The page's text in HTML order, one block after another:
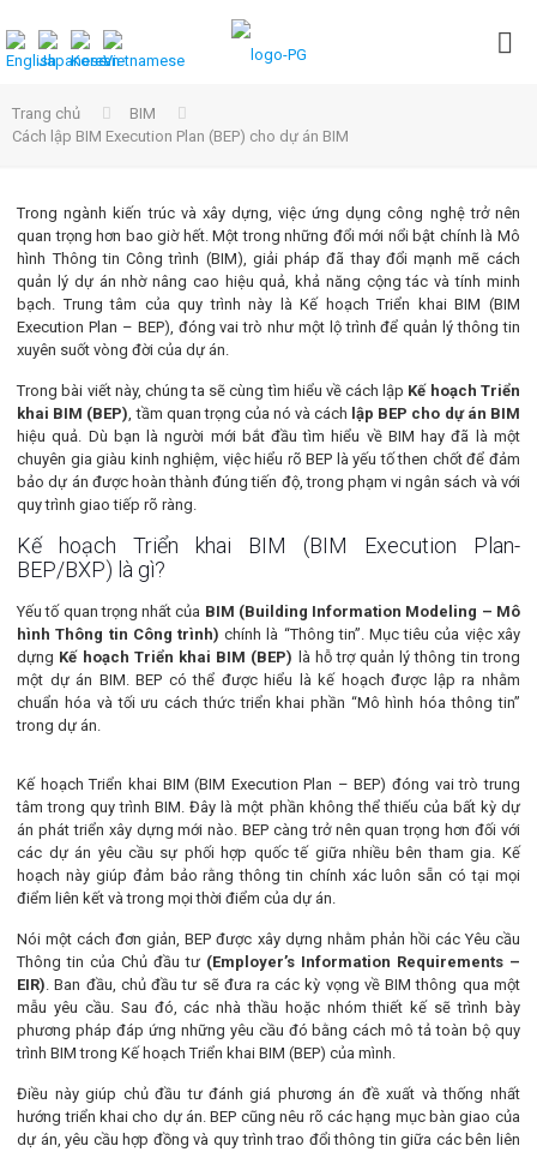
Trang chủ
BIM
Cách lập BIM Execution Plan (BEP) cho dự án BIM
Trong ngành kiến trúc và xây dựng, việc ứng dụng công nghệ trở nên
quan trọng hơn bao giờ hết. Một trong những đổi mới nổi bật chính là Mô
hình Thông tin Công trình (BIM), giải pháp đã thay đổi mạnh mẽ cách
quản lý dự án nhờ nâng cao hiệu quả, khả năng cộng tác và tính minh
bạch. Trung tâm của quy trình này là Kế hoạch Triển khai BIM (BIM
Execution Plan – BEP), đóng vai trò như một lộ trình để quản lý thông tin
xuyên suốt vòng đời của dự án.
Trong bài viết này, chúng ta sẽ cùng tìm hiểu về cách lập Kế hoạch Triển
khai BIM (BEP), tầm quan trọng của nó và cách lập BEP cho dự án BIM
hiệu quả. Dù bạn là người mới bắt đầu tìm hiểu về BIM hay đã là một
chuyên gia giàu kinh nghiệm, việc hiểu rõ BEP là yếu tố then chốt để đảm
bảo dự án được hoàn thành đúng tiến độ, trong phạm vi ngân sách và với
quy trình giao tiếp rõ ràng.
Kế hoạch Triển khai BIM (BIM Execution Plan-
BEP/BXP) là gì?
Yếu tố quan trọng nhất của BIM (Building Information Modeling – Mô
hình Thông tin Công trình) chính là “Thông tin”. Mục tiêu của việc xây
dựng Kế hoạch Triển khai BIM (BEP) là hỗ trợ quản lý thông tin trong
một dự án BIM. BEP có thể được hiểu là kế hoạch được lập ra nhằm
chuẩn hóa và tối ưu cách thức triển khai phần “Mô hình hóa thông tin”
trong dự án.
Kế hoạch Triển khai BIM (BIM Execution Plan – BEP) đóng vai trò trung
tâm trong quy trình BIM. Đây là một phần không thể thiếu của bất kỳ dự
án phát triển xây dựng mới nào. BEP càng trở nên quan trọng hơn đối với
các dự án yêu cầu sự phối hợp quốc tế giữa nhiều bên tham gia. Kế
hoạch này giúp đảm bảo rằng thông tin chính xác luôn sẵn có tại mọi
điểm liên kết và trong mọi thời điểm của dự án.
Nói một cách đơn giản, BEP được xây dựng nhằm phản hồi các Yêu cầu
Thông tin của Chủ đầu tư (Employer’s Information Requirements –
EIR). Ban đầu, chủ đầu tư sẽ đưa ra các kỳ vọng về BIM thông qua một
mẫu yêu cầu. Sau đó, các nhà thầu hoặc nhóm thiết kế sẽ trình bày
phương pháp đáp ứng những yêu cầu đó bằng cách mô tả toàn bộ quy
trình BIM trong Kế hoạch Triển khai BIM (BEP) của mình.
Điều này giúp chủ đầu tư đánh giá phương án đề xuất và thống nhất
hướng triển khai cho dự án. BEP cũng nêu rõ các hạng mục bàn giao của
dự án, yêu cầu hợp đồng và quy trình trao đổi thông tin giữa các bên liên